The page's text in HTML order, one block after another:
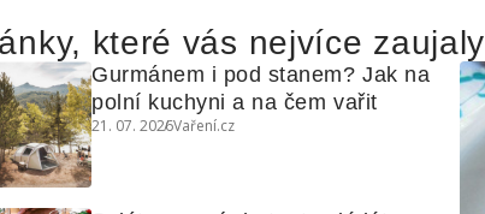
které vás nejvíce zaujaly
Gurmánem i pod stanem? Jak na
polní kuchyni a na čem vařit
21. 07. 2026Vaření.cz